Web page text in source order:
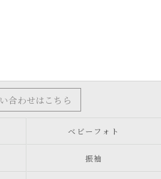
合わせはこちら
ベビーフォト
振袖